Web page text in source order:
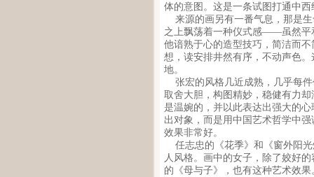
体的意图。这是一条试图打通中
来源的画另有一番气息，那是生
之上飘荡着一种仪式感——虽然平
他谙熟于心的造型技巧，简洁而
想，读安排井然有序，不动声色
地。
张宏的风格几近成熟，几乎每件
取舍大胆，构图精妙，稳健有力
是温婉的，并以此表达出强大的
出对象，而是用中国艺术哲学中
效果非常好。
任志忠的《花季》和《窗外阳光
人风格。画中的女子，除了姣好
的《母与子》，也有这种艺术效